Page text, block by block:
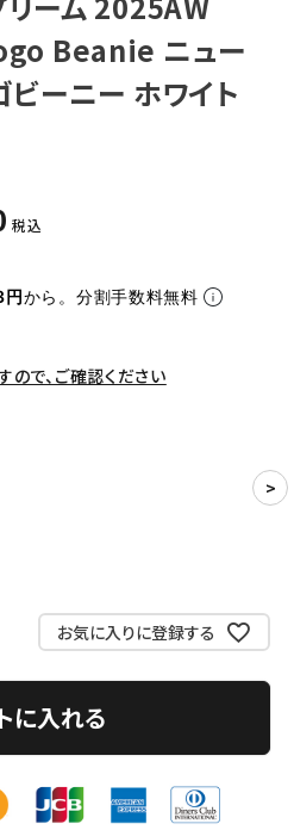
会員登録
Beanie ニュー
ーニー ホワイト
税込
円から。分割手数料無料
で、ご確認ください
お気に入りに登録する
に入れる